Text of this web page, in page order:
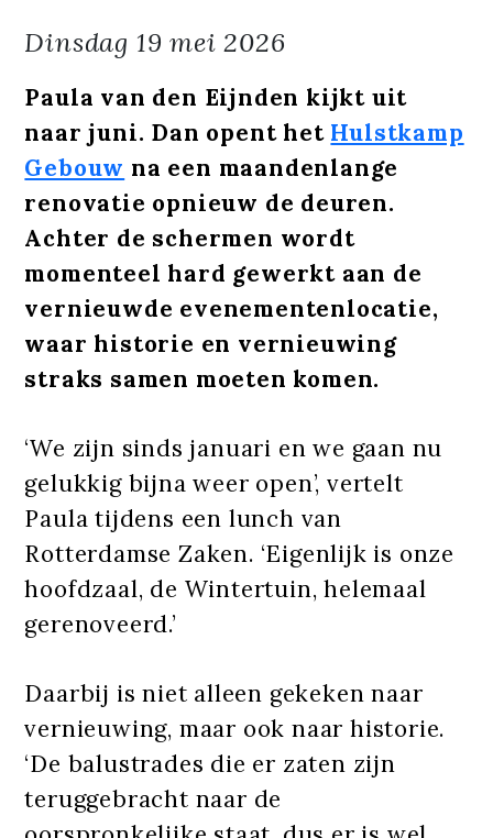
Dinsdag 19 mei 2026
Paula van den Eijnden kijkt uit
naar juni. Dan opent het Hulstkamp
Gebouw na een maandenlange
renovatie opnieuw de deuren.
Achter de schermen wordt
momenteel hard gewerkt aan de
vernieuwde evenementenlocatie,
waar historie en vernieuwing
straks samen moeten komen.
‘We zijn sinds januari en we gaan nu
gelukkig bijna weer open’, vertelt
Paula tijdens een lunch van
Rotterdamse Zaken. ‘Eigenlijk is onze
hoofdzaal, de Wintertuin, helemaal
gerenoveerd.’
Daarbij is niet alleen gekeken naar
vernieuwing, maar ook naar historie.
‘De balustrades die er zaten zijn
teruggebracht naar de